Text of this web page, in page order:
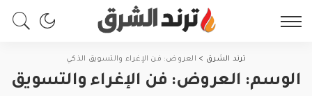
ترند الشرق > العروض: فن الإغراء والتسويق الذكي
الوسم: العروض: فن الإغراء والتسويق